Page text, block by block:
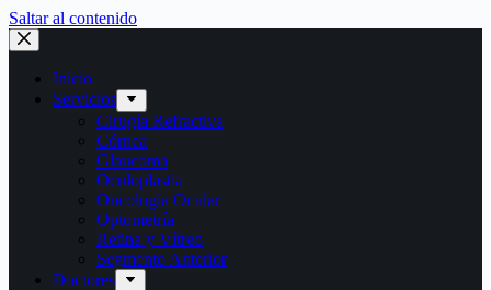
Saltar al contenido
Inicio
Servicios
Cirugía Refractiva
Córnea
Glaucoma
Oculoplastia
Oncología Ocular
Optometría
Retina y Vítreo
Segmento Anterior
Doctores